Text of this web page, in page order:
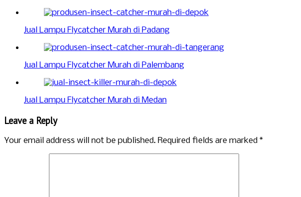
Jual Lampu Flycatcher Murah di Padang
Jual Lampu Flycatcher Murah di Palembang
Jual Lampu Flycatcher Murah di Medan
Leave a Reply
Your email address will not be published. Required fields are marked *